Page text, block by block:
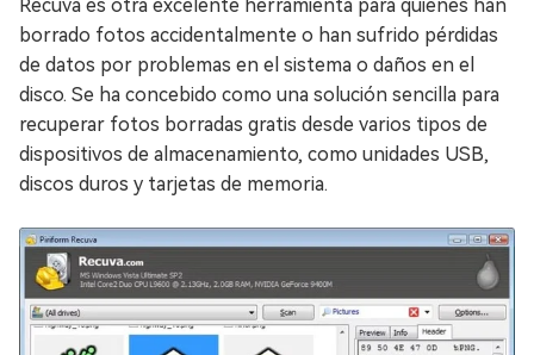
Recuva es otra excelente herramienta para quienes han
borrado fotos accidentalmente o han sufrido pérdidas
de datos por problemas en el sistema o daños en el
disco. Se ha concebido como una solución sencilla para
recuperar fotos borradas gratis desde varios tipos de
dispositivos de almacenamiento, como unidades USB,
discos duros y tarjetas de memoria.